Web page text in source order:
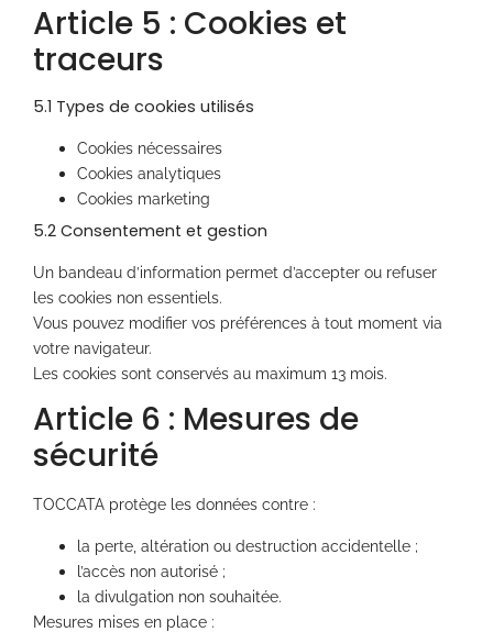
Article 5 : Cookies et
traceurs
5.1 Types de cookies utilisés
Cookies nécessaires
Cookies analytiques
Cookies marketing
5.2 Consentement et gestion
Un bandeau d’information permet d’accepter ou refuser
les cookies non essentiels.
Vous pouvez modifier vos préférences à tout moment via
votre navigateur.
Les cookies sont conservés au maximum 13 mois.
Article 6 : Mesures de
sécurité
TOCCATA protège les données contre :
la perte, altération ou destruction accidentelle ;
l’accès non autorisé ;
la divulgation non souhaitée.
Mesures mises en place :